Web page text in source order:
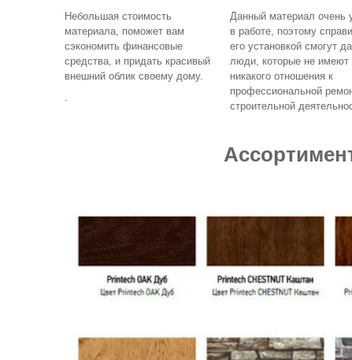
Небольшая стоимость
материала, поможет вам
сэкономить финансовые
средства, и придать красивый
внешний облик своему дому.
.
Данный материал очень
в работе, поэтому
его установкой смогут
люди, которые не имеют
никакого отношения к
профессиональной
строительной